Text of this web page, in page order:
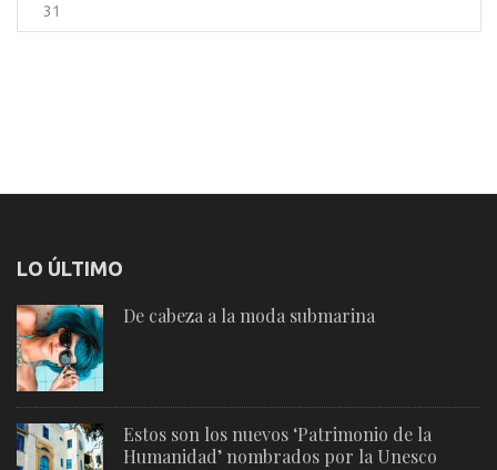
31
LO ÚLTIMO
De cabeza a la moda submarina
Estos son los nuevos ‘Patrimonio de la
Humanidad’ nombrados por la Unesco